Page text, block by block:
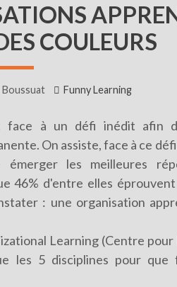
COULEURS
Funny Learning
face à un défi inédit afin
On assiste, face à ce
émerger les meilleures
46% d'entre elles éprouvent
: une organisation
Learning (Centre pour
les 5 disciplines pour que